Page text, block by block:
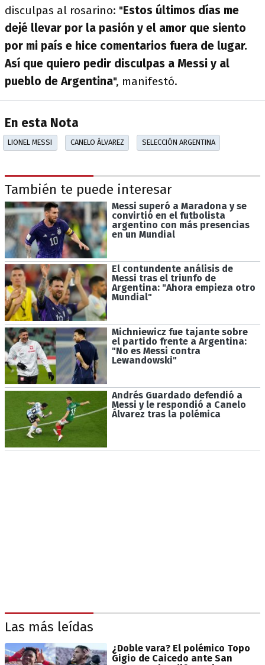
disculpas al rosarino: "Estos últimos días me
dejé llevar por la pasión y el amor que siento
por mi país e hice comentarios fuera de lugar.
Así que quiero pedir disculpas a Messi y al
pueblo de Argentina", manifestó.
En esta Nota
LIONEL MESSI CANELO ÁLVAREZ SELECCIÓN ARGENTINA
También te puede interesar
Messi superó a Maradona y se
convirtió en el futbolista
argentino con más presencias
en un Mundial
El contundente análisis de
Messi tras el triunfo de
Argentina: "Ahora empieza otro
Mundial"
Michniewicz fue tajante sobre
el partido frente a Argentina:
"No es Messi contra
Lewandowski"
Andrés Guardado defendió a
Messi y le respondió a Canelo
Álvarez tras la polémica
Las más leídas
¿Doble vara? El polémico Topo
Gigio de Caicedo ante San